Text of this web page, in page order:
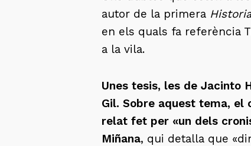
autor de la primera
en els quals fa referència
a la vila.
Unes tesis, les de Jacinto
Gil. Sobre aquest tema,
relat fet per «un dels
Miñana, qui detalla que